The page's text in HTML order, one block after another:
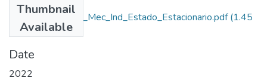
Thumbnail
Available
Rep_IUPB_Tec_Mec_Ind_Estado_Estacionario.pdf(1.45
MB)
Date
2022